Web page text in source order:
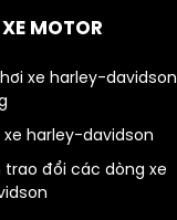
MOTOR
xe harley-davidson
harley-davidson
trao đổi các dòng xe